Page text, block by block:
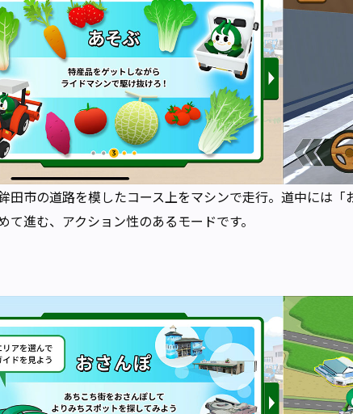
田市の道路を模したコース上をマシンで走行。道中には
て進む、アクション性のあるモードです。